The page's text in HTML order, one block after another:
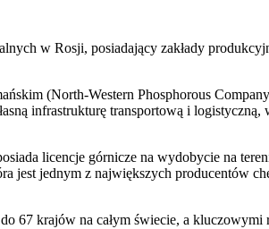
w Rosji, posiadający zakłady
(North-Western Phosphorous
infrastrukturę transportową i
licencje górnicze na wydobycie na
jest jednym z największych producentów
67 krajów na całym świecie, a